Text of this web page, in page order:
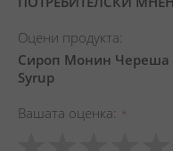
Оцени продукта:
Сироп Монин Череша
Syrup
Вашата оценка